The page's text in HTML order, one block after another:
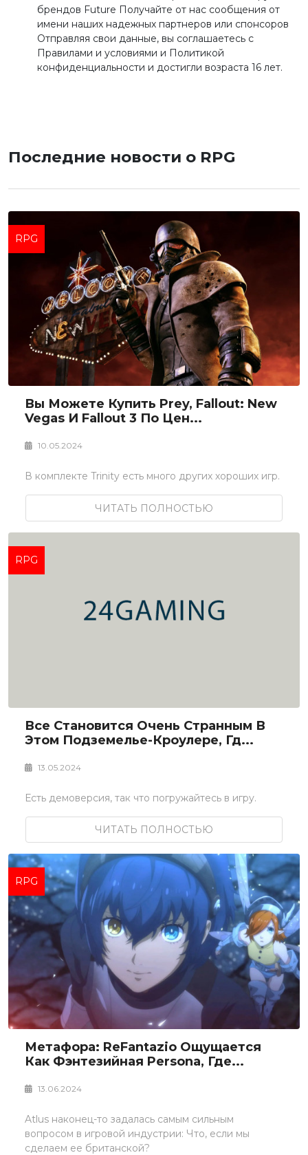
брендов Future Получайте от нас сообщения от
имени наших надежных партнеров или спонсоров
Отправляя свои данные, вы соглашаетесь с
Правилами и условиями и Политикой
конфиденциальности и достигли возраста 16 лет.
Последние новости о RPG
RPG
Вы Можете Купить Prey, Fallout: New
Vegas И Fallout 3 По Цен...
10.05.2024
В комплекте Trinity есть много других хороших игр.
ЧИТАТЬ ПОЛНОСТЬЮ
RPG
Все Становится Очень Странным В
Этом Подземелье-Кроулере, Гд...
13.05.2024
Есть демоверсия, так что погружайтесь в игру.
ЧИТАТЬ ПОЛНОСТЬЮ
RPG
Метафора: ReFantazio Ощущается
Как Фэнтезийная Persona, Где...
13.06.2024
Atlus наконец-то задалась самым сильным
вопросом в игровой индустрии: Что, если мы
сделаем ее британской?